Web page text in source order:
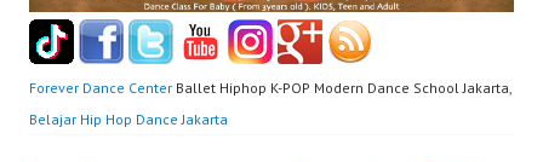
Forever Dance Center Ballet Hiphop K-POP Modern Dance School Jakarta,
Belajar Hip Hop Dance Jakarta